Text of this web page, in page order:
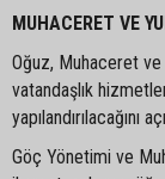
MUHACERET VE
Oğuz, Muhaceret
vatandaşlık
yapılandırılacağını
Göç Yönetimi ve